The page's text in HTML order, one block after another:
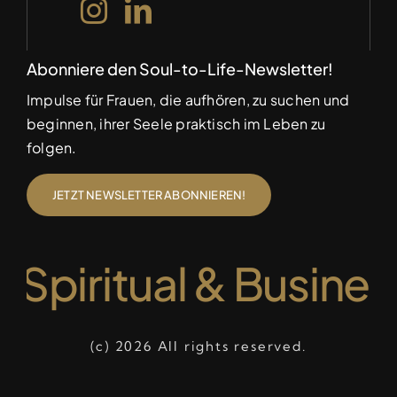
Abonniere den Soul-to-Life-Newsletter!
Impulse für Frauen, die aufhören, zu suchen und
beginnen, ihrer Seele praktisch im Leben zu
folgen.
JETZT NEWSLETTER ABONNIEREN!
Spiritual &
(c) 2026 All rights reserved.